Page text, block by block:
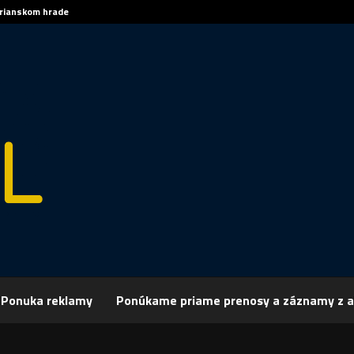
hrade
Ponuka reklamy Ponúkame priame prenosy a záznamy z
Archív Publicistika REGIÓN: Problém klimatických zmien